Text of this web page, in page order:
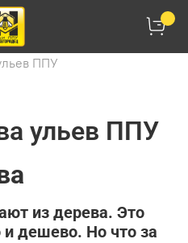
ППУ
ульев ППУ
из дерева. Это
и дешево. Но что за